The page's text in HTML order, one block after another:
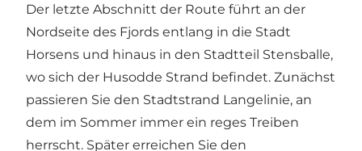
Der letzte Abschnitt der Route führt an der
Nordseite des Fjords entlang in die Stadt
Horsens und hinaus in den Stadtteil Stensballe,
wo sich der Husodde Strand befindet. Zunächst
passieren Sie den Stadtstrand Langelinie, an
dem im Sommer immer ein reges Treiben
herrscht. Später erreichen Sie den